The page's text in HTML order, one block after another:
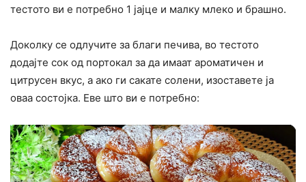
тестото ви е потребно 1 јајце и малку млеко и брашно.
Доколку се одлучите за благи печива, во тестото
додајте сок од портокал за да имаат ароматичен и
цитрусен вкус, а ако ги сакате солени, изоставете ја
оваа состојка. Еве што ви е потребно: